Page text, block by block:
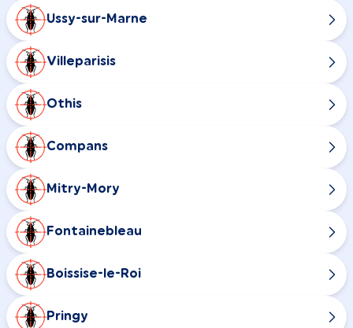
Ussy-sur-Marne
Villeparisis
Othis
Compans
Mitry-Mory
Fontainebleau
Boissise-le-Roi
Pringy